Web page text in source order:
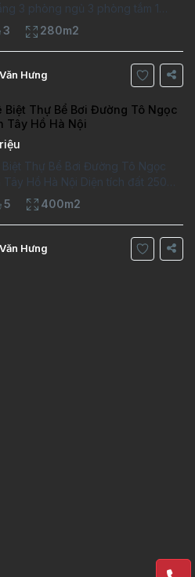
3 phòng ngủ 3 phòng tắm 1
việc Vị trí ý tưởng 10 phút đi bộ tới
pháp Ngôi nhà được thiết kế theo
khu dân
3 280m2
Hưng
Biệt Thự Bể Bơi Đường Tô Ngọc
Tây Hồ Hà Nội
Thự Bể Bơi Đường Tô Ngọc
Hồ Hà Nội Diện tích đất 250m2
dựng 100m2 Xây 4 tầng, 6
5 phòng tắm Tầng 1, , phòng
bếp-1wc Tầng 2, 2 phòng
5 400m2
Hưng